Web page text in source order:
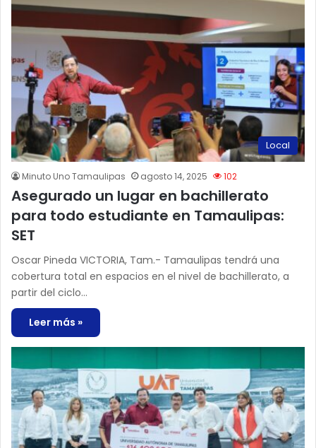
Local
Minuto Uno Tamaulipas agosto 14, 2025 102
Asegurado un lugar en bachillerato
para todo estudiante en Tamaulipas:
SET
Oscar Pineda VICTORIA, Tam.- Tamaulipas tendrá una
cobertura total en espacios en el nivel de bachillerato, a
partir del ciclo…
Leer más »